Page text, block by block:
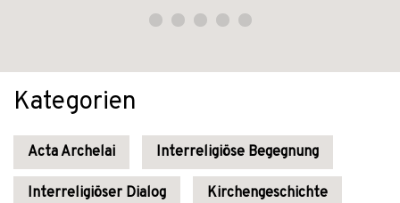
Kategorien
Acta Archelai Interreligiöse Begegnung
Interreligiöser Dialog Kirchengeschichte